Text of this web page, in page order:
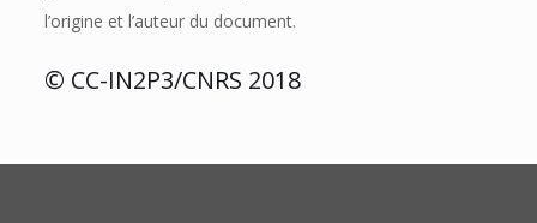
l’origine et l’auteur du document.
© CC-IN2P3/CNRS 2018